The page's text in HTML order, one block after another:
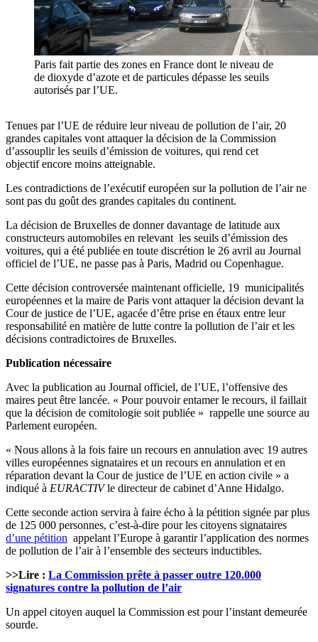
Paris fait partie des zones en France dont le niveau de
de dioxyde d’azote et de particules dépasse les seuils
autorisés par l’UE.
Tenues par l’UE de réduire leur niveau de pollution de l’air, 20
grandes capitales vont attaquer la décision de la Commission
d’assouplir les seuils d’émission de voitures, qui rend cet
objectif encore moins atteignable.
Les contradictions de l’exécutif européen sur la pollution de l’air ne
sont pas du goût des grandes capitales du continent.
La décision de Bruxelles de donner davantage de latitude aux
constructeurs automobiles en relevant les seuils d’émission des
voitures, qui a été publiée en toute discrétion le 26 avril au Journal
officiel de l’UE, ne passe pas à Paris, Madrid ou Copenhague.
Cette décision controversée maintenant officielle, 19 municipalités
européennes et la maire de Paris vont attaquer la décision devant la
Cour de justice de l’UE, agacée d’être prise en étaux entre leur
responsabilité en matière de lutte contre la pollution de l’air et les
décisions contradictoires de Bruxelles.
Publication nécessaire
Avec la publication au Journal officiel, de l’UE, l’offensive des
maires peut être lancée. « Pour pouvoir entamer le recours, il faillait
que la décision de comitologie soit publiée » rappelle une source au
Parlement européen.
« Nous allons à la fois faire un recours en annulation avec 19 autres
villes européennes signataires et un recours en annulation et en
réparation devant la Cour de justice de l’UE en action civile » a
indiqué à EURACTIVle directeur de cabinet d’Anne Hidalgo.
Cette seconde action servira à faire écho à la pétition signée par plus
de 125 000 personnes, c’est-à-dire pour les citoyens signataires
d’une pétition appelant l’Europe à garantir l’application des normes
de pollution de l’air à l’ensemble des secteurs inductibles.
>>Lire : La Commission prête à passer outre 120.000
signatures contre la pollution de l’air
Un appel citoyen auquel la Commission est pour l’instant demeurée
sourde.